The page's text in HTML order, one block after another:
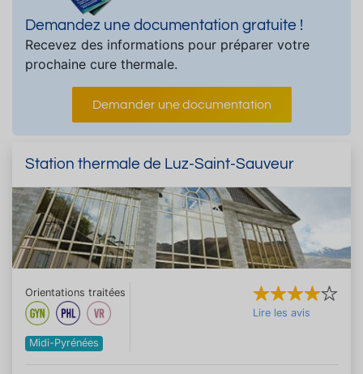
Demandez une documentation gratuite !
Recevez des informations pour préparer votre
prochaine cure thermale.
Demander une documentation
Station thermale de Luz-Saint-Sauveur
Orientations traitées
Midi-Pyrénées
Lire les avis